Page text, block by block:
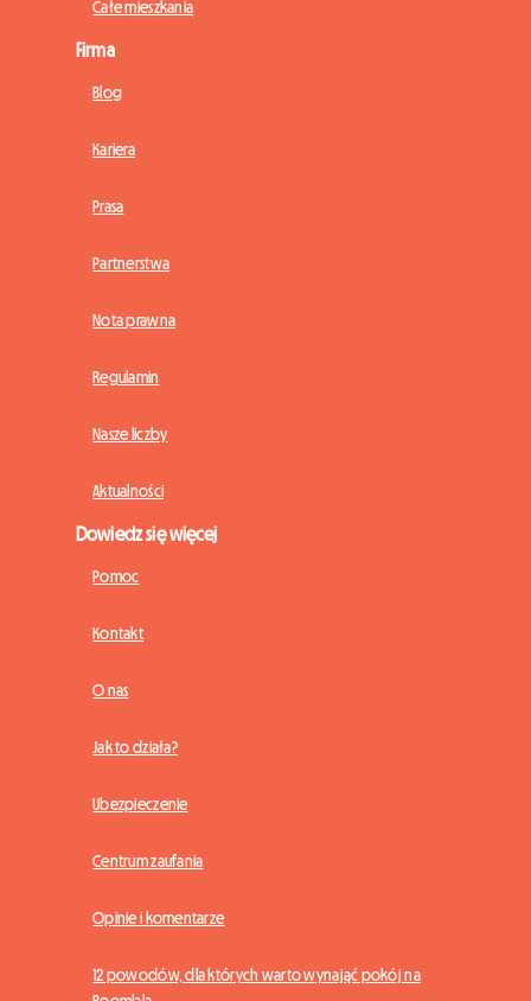
Całe mieszkania
Firma
Blog
Kariera
Prasa
Partnerstwa
Nota prawna
Regulamin
Nasze liczby
Aktualności
Dowiedz się więcej
Pomoc
Kontakt
O nas
Jak to działa?
Ubezpieczenie
Centrum zaufania
Opinie i komentarze
12 powodów, dla których warto wynająć pokój na